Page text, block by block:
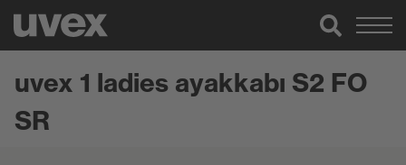
uvex 1 ladies ayakkabı S2 FO
SR